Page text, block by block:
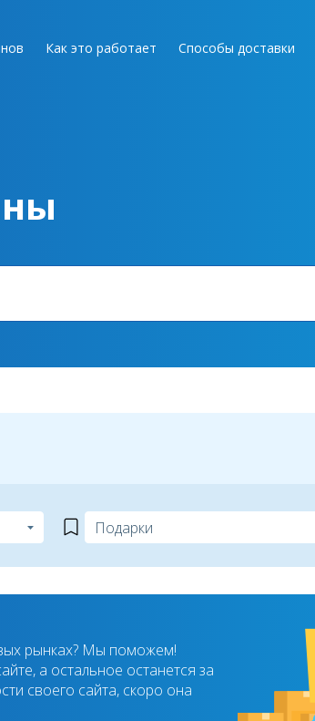
Как это работает Способы доставки
рынках? Мы поможем!
а остальное останется за
своего сайта, скоро она